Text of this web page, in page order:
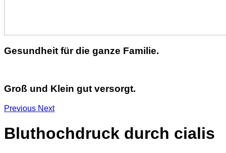
Gesundheit für die ganze Familie.
Groß und Klein gut versorgt.
Previous Next
Bluthochdruck durch cialis